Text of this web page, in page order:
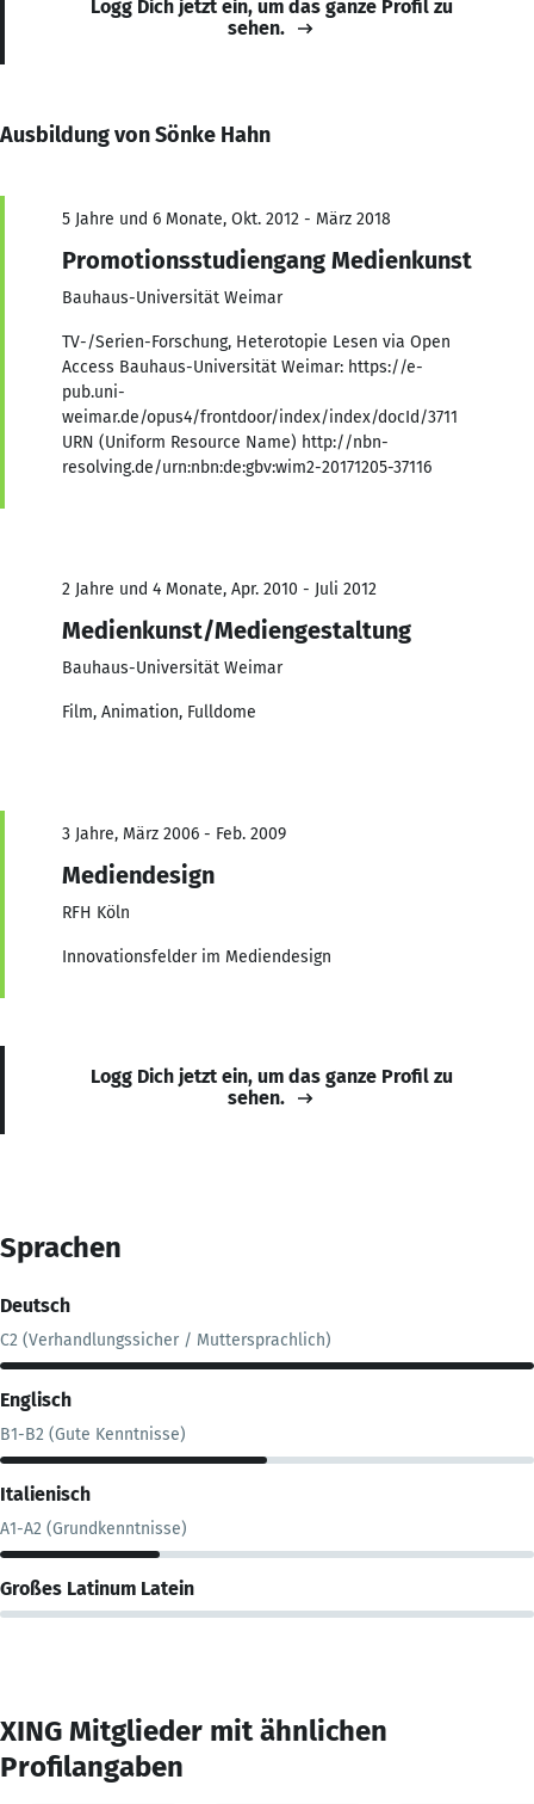
Logg Dich jetzt ein, um das ganze Profil zu
sehen.
Ausbildung von Sönke Hahn
5 Jahre und 6 Monate, Okt. 2012 - März 2018
Promotionsstudiengang Medienkunst
Bauhaus-Universität Weimar
TV-/Serien-Forschung, Heterotopie Lesen via Open
Access Bauhaus-Universität Weimar: https://e-
pub.uni-
weimar.de/opus4/frontdoor/index/index/docId/3711
URN (Uniform Resource Name) http://nbn-
resolving.de/urn:nbn:de:gbv:wim2-20171205-37116
2 Jahre und 4 Monate, Apr. 2010 - Juli 2012
Medienkunst/Mediengestaltung
Bauhaus-Universität Weimar
Film, Animation, Fulldome
3 Jahre, März 2006 - Feb. 2009
Mediendesign
RFH Köln
Innovationsfelder im Mediendesign
Logg Dich jetzt ein, um das ganze Profil zu
sehen.
Sprachen
Deutsch
C2 (Verhandlungssicher / Muttersprachlich)
Englisch
B1-B2 (Gute Kenntnisse)
Italienisch
A1-A2 (Grundkenntnisse)
Großes Latinum Latein
XING Mitglieder mit ähnlichen
Profilangaben